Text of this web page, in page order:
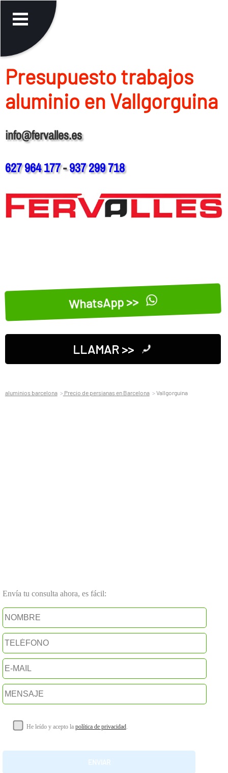
Presupuesto trabajos
aluminio en Vallgorguina
info@fervalles.es
627 964 177-937 299 718
WhatsApp >>
LLAMAR >>
aluminios barcelona Precio de persianas en Barcelona Vallgorguina
Envía tu consulta ahora, es fácil:
He leído y acepto la política de privacidad.